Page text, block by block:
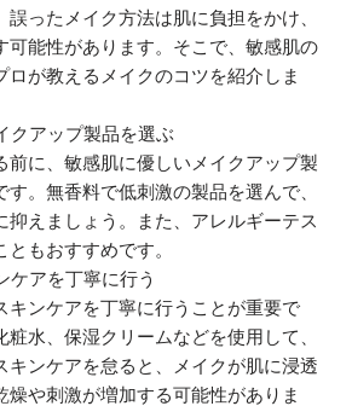
ったメイク方法は肌に負担をかけ、
可能性があります。そこで、敏感肌の
ロが教えるメイクのコツを紹介しま
クアップ製品を選ぶ
前に、敏感肌に優しいメイクアップ製
。無香料で低刺激の製品を選んで、
抑えましょう。また、アレルギーテス
ともおすすめです。
ケアを丁寧に行う
キンケアを丁寧に行うことが重要で
水、保湿クリームなどを使用して、
キンケアを怠ると、メイクが肌に浸透
燥や刺激が増加する可能性がありま